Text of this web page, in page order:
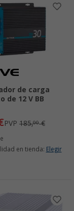
de carga
de 12 V BB
PVP 185,00€
en tienda: Elegir